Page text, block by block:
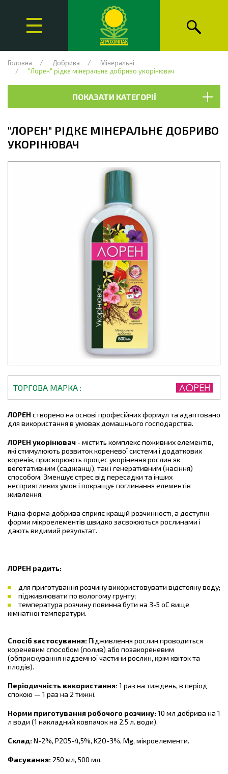
Головна Добрива
Мінеральні
"Лорен" рідке мінеральне добриво укорінювач
ПОКАЗАТИ КАТЕГОРІЇ
"ЛОРЕН" РІДКЕ МІНЕРАЛЬНЕ ДОБРИВО
УКОРІНЮВАЧ
ТОРГОВА МАРКА
ЛОРЕН створено на основі професійних формул та адаптовано
для використання в умовах домашнього господарства.
ЛОРЕН укорінювач - містить комплекс поживних елементів,
які стимулюють розвиток кореневої системи і додаткових
коренів, прискорюють процес укорінення рослин як
вегетативним (саджанці), так і генеративним (насіння)
способом. Зменшує стрес від пересадки та інших
несприятливих умов і покращує поглинання елементів
живлення.
Рідка форма добрива сприяє кращій розчинності, а доступні
форми мікроелементів швидко засвоюються рослинами і
дають видимий результат.
ЛОРЕН радить:
для приготування розчину використовувати відстояну воду;
підживлювати по вологому грунту;
температура розчину повинна бути на 3-5 оС вище
кімнатної температури.
Спосіб застосування:Підживлення рослин проводиться
кореневим способом (полив) або позакореневим
(обприскування надземної частини рослин, крім квіток та
плодів).
Періодичність використання:1 раз на тиждень, в період
спокою — 1 раз на 2 тижні.
Норми приготування робочого розчину:10 мл добрива на 1
л води (1 накладний ковпачок на 2,5 л. води).
Склад:N-2%, P2O5-4,5%, K2O-3%, Mg, мікроелементи.
Фасування: 250 мл, 500 мл.